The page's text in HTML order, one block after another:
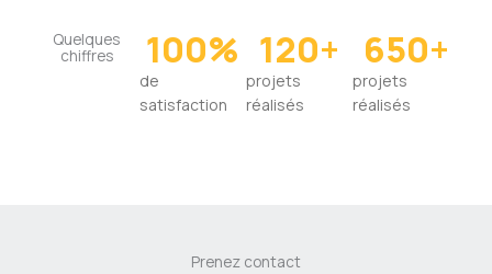
Quelques
chiffres
de
satisfaction
100%
projets
réalisés
120+
projets
réalisés
650+
Prenez contact